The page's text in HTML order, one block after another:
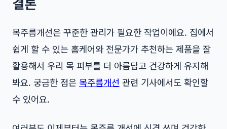
목주름개선은 꾸준한 관리가 필요한 작업이에요. 집에서
쉽게 할 수 있는 홈케어와 전문가가 추천하는 제품을 잘
활용해서 우리 목 피부를 더 아름답고 건강하게 유지해
봐요. 궁금한 점은 목주름개선 관련 기사에서도 확인할
수 있어요.